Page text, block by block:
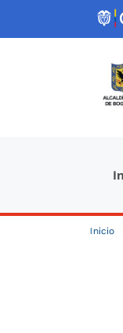
Pasar al contenido
Inicio